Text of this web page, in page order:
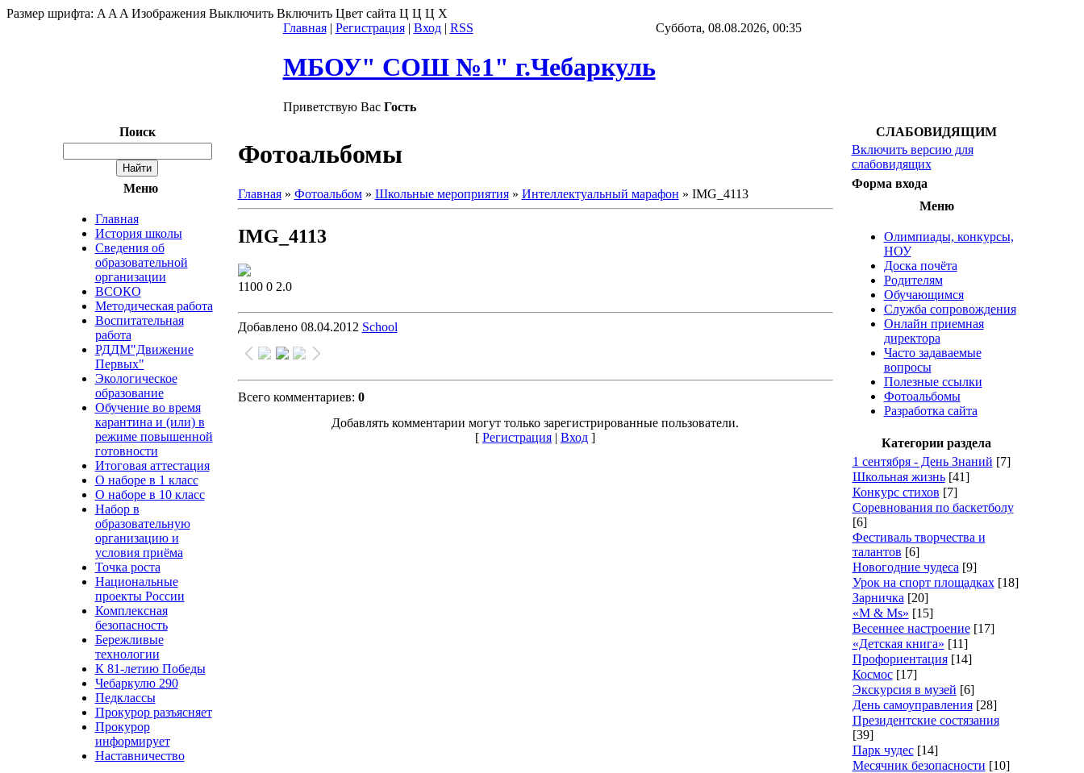
Размер шрифта: A A A Изображения Выключить Включить Цвет сайта Ц Ц Ц Х
Главная| Регистрация| Вход| RSS Суббота, 08.08.2026, 00:35
МБОУ" СОШ №1" г.Чебаркуль
Приветствую Вас Гость
Поиск
Меню
Главная
История школы
Сведения об
образовательной
организации
ВСОКО
Методическая работа
Воспитательная
работа
РДДМ"Движение
Первых"
Экологическое
образование
Обучение во время
карантина и (или) в
режиме повышенной
готовности
Итоговая аттестация
О наборе в 1 класс
О наборе в 10 класс
Набор в
образовательную
организацию и
условия приёма
Точка роста
Национальные
проекты России
Комплексная
безопасность
Бережливые
технологии
К 81-летию Победы
Чебаркулю 290
Педклассы
Прокурор разъясняет
Прокурор
информирует
Наставничество
Фотоальбомы
Главная» Фотоальбом» Школьные мероприятия» Интеллектуальный марафон » IMG_4113
IMG_4113
1100 0 2.0
Добавлено08.04.2012 School
Всего комментариев: 0
Добавлять комментарии могут только зарегистрированные пользователи.
[ Регистрация | Вход ]
СЛАБОВИДЯЩИМ
Включить версию для
слабовидящих
Форма входа
Меню
Олимпиады, конкурсы,
НОУ
Доска почёта
Родителям
Обучающимся
Служба сопровождения
Онлайн приемная
директора
Часто задаваемые
вопросы
Полезные ссылки
Фотоальбомы
Разработка сайта
Категории раздела
1 сентября - День Знаний [7]
Школьная жизнь [41]
Конкурс стихов [7]
Cоревнования по баскетболу
[6]
Фестиваль творчества и
талантов [6]
Новогодние чудеса [9]
Урок на спорт площадках [18]
Зарничка [20]
«M & Ms» [15]
Весеннее настроение [17]
«Детская книга» [11]
Профориентация [14]
Космос [17]
Экскурсия в музей [6]
День самоуправления [28]
Президентские состязания
[39]
Парк чудес [14]
Месячник безопасности [10]